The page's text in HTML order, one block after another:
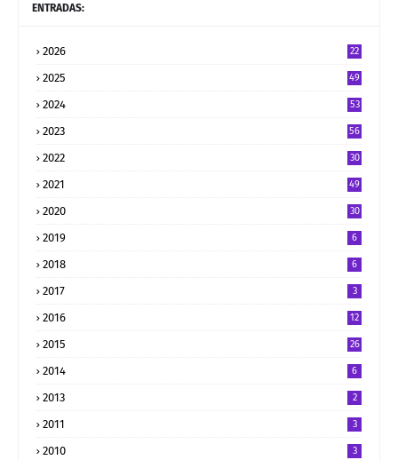
ENTRADAS:
2026 22
2025 49
2024 53
2023 56
2022 30
2021 49
2020 30
2019 6
2018 6
2017 3
2016 12
2015 26
2014 6
2013 2
2011 3
2010 3